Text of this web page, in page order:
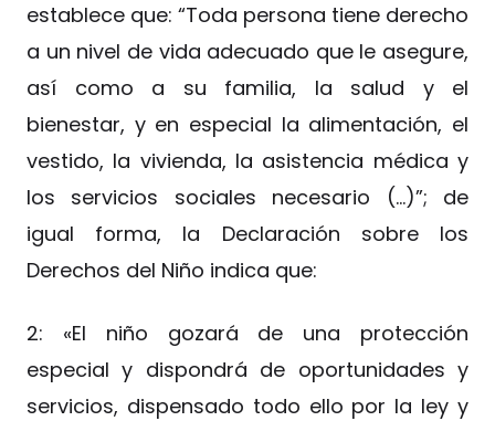
establece que: “Toda persona tiene derecho
a un nivel de vida adecuado que le asegure,
así como a su familia, la salud y el
bienestar, y en especial la alimentación, el
vestido, la vivienda, la asistencia médica y
los servicios sociales necesario (…)”; de
igual forma, la Declaración sobre los
Derechos del Niño indica que:
2: «El niño gozará de una protección
especial y dispondrá de oportunidades y
servicios, dispensado todo ello por la ley y